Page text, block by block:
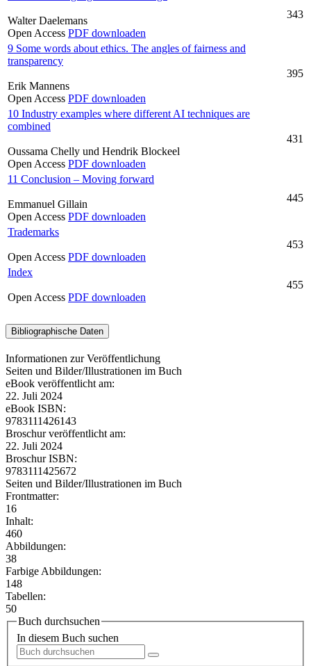
Walter Daelemans
Open Access PDF downloaden
343
9 Some words about ethics. The angles of fairness and
transparency
Erik Mannens
Open Access PDF downloaden
395
10 Industry examples where different AI techniques are
combined
Oussama Chelly und Hendrik Blockeel
Open Access PDF downloaden
431
11 Conclusion – Moving forward
Emmanuel Gillain
Open Access PDF downloaden
445
Trademarks
Open Access PDF downloaden
453
Index
Open Access PDF downloaden
455
Bibliographische Daten
Informationen zur Veröffentlichung
Seiten und Bilder/Illustrationen im Buch
eBook veröffentlicht am:
22. Juli 2024
eBook ISBN:
9783111426143
Broschur veröffentlicht am:
22. Juli 2024
Broschur ISBN:
9783111425672
Seiten und Bilder/Illustrationen im Buch
Frontmatter:
16
Inhalt:
460
Abbildungen:
38
Farbige Abbildungen:
148
Tabellen:
50
Buch durchsuchen
In diesem Buch suchen